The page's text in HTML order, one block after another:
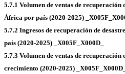
5.7.1 Volumen de ventas de recuperación
África por país (2020-2025)
5.7.2 Ingresos de recuperación de
país (2020-2025) _X005F_X000D_
5.7.3 Volumen de ventas de recuperación
crecimiento (2020-2025) _X005F_X000D_